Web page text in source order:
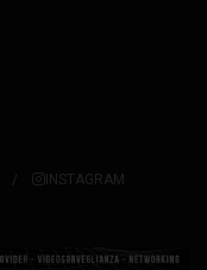
INSTAGRAM